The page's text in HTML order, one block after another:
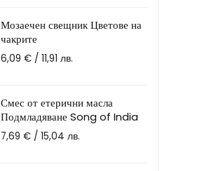
Мозаечен свещник Цветове на
чакрите
6,09 € / 11,91 лв.
Смес от етерични масла
Подмладяване Song of India
7,69 € / 15,04 лв.